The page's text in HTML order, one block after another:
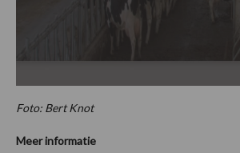
Foto: Bert Knot
Meer informatie